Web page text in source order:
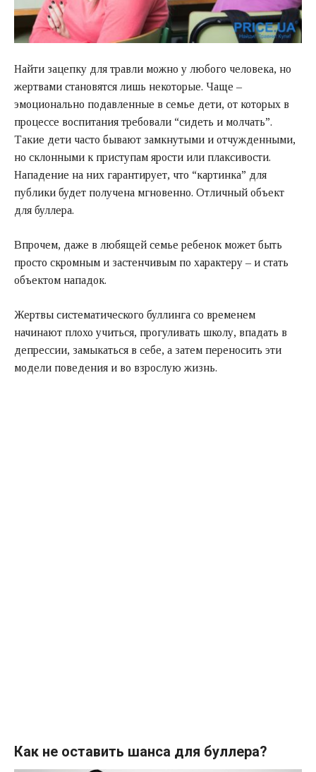
Найти зацепку для травли можно у любого человека, но
жертвами становятся лишь некоторые. Чаще –
эмоционально подавленные в семье дети, от которых в
процессе воспитания требовали “сидеть и молчать”.
Такие дети часто бывают замкнутыми и отчужденными,
но склонными к приступам ярости или плаксивости.
Нападение на них гарантирует, что “картинка” для
публики будет получена мгновенно. Отличный объект
для буллера.
Впрочем, даже в любящей семье ребенок может быть
просто скромным и застенчивым по характеру – и стать
объектом нападок.
Жертвы систематического буллинга со временем
начинают плохо учиться, прогуливать школу, впадать в
депрессии, замыкаться в себе, а затем переносить эти
модели поведения и во взрослую жизнь.
Как не оставить шанса для буллера?